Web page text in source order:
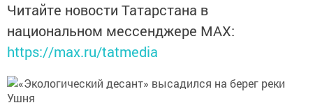
Читайте новости Татарстана в
национальном мессенджере MАХ:
https://max.ru/tatmedia